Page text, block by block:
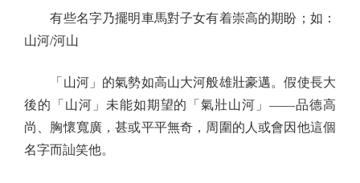
有些名字乃擺明車馬對子女有着崇高的期盼；如：
山河/河山
「山河」的氣勢如高山大河般雄壯豪邁。假使長大
後的「山河」未能如期望的「氣壯山河」——品德高
尚、胸懷寬廣，甚或平平無奇，周圍的人或會因他這個
名字而訕笑他。